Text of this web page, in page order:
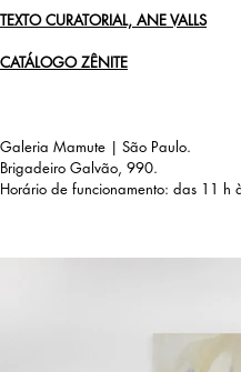
TEXTO CURATORIAL, ANE VALLS
CATÁLOGO ZÊNITE
Galeria Mamute | São Paulo.
Brigadeiro Galvão, 990.
Horário de funcionamento: das 11 h